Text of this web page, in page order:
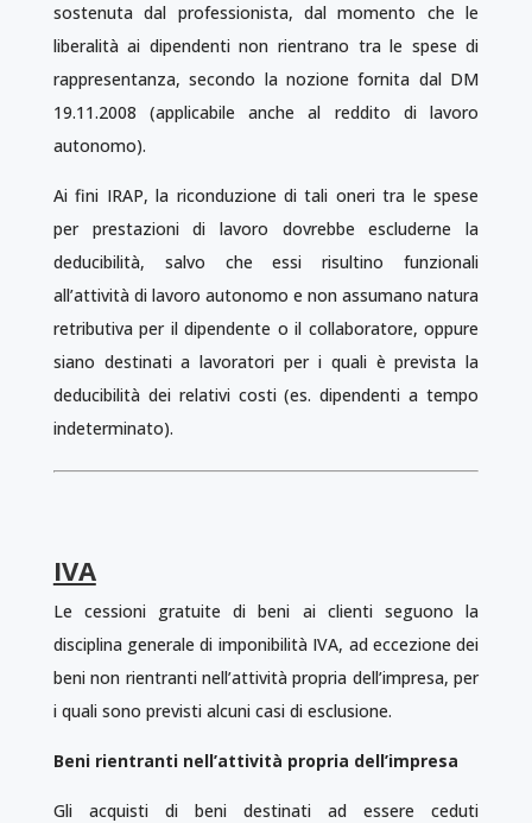
sostenuta dal professionista, dal momento che le
liberalità ai dipendenti non rientrano tra le spese di
rappresentanza, secondo la nozione fornita dal DM
19.11.2008 (applicabile anche al reddito di lavoro
autonomo).
Ai fini IRAP, la riconduzione di tali oneri tra le spese
per prestazioni di lavoro dovrebbe escluderne la
deducibilità, salvo che essi risultino funzionali
all’attività di lavoro autonomo e non assumano natura
retributiva per il dipendente o il collaboratore, oppure
siano destinati a lavoratori per i quali è prevista la
deducibilità dei relativi costi (es. dipendenti a tempo
indeterminato).
IVA
Le cessioni gratuite di beni ai clienti seguono la
disciplina generale di imponibilità IVA, ad ecce­zione dei
beni non rientranti nell’attività propria dell’impresa, per
i quali sono previsti alcuni casi di esclusione.
Beni rientranti nell’attività propria dell’impresa
Gli acquisti di beni destinati ad essere ceduti